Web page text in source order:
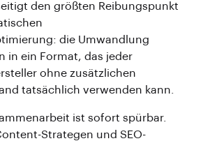
den größten Reibungspunkt
die Umwandlung
in ein Format, das jeder
ohne zusätzlichen
tatsächlich verwenden kann.
ist sofort spürbar.
Strategen und SEO-